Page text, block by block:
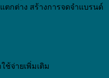
กต่าง สร้างการจดจำแบรนด์
ช้จ่ายเพิ่มเติม